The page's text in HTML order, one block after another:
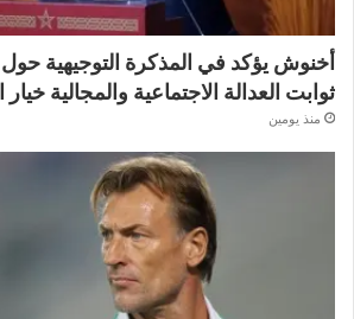
ثوابت العدالة الاجتماعية والمجالية خيار
منذ يومين